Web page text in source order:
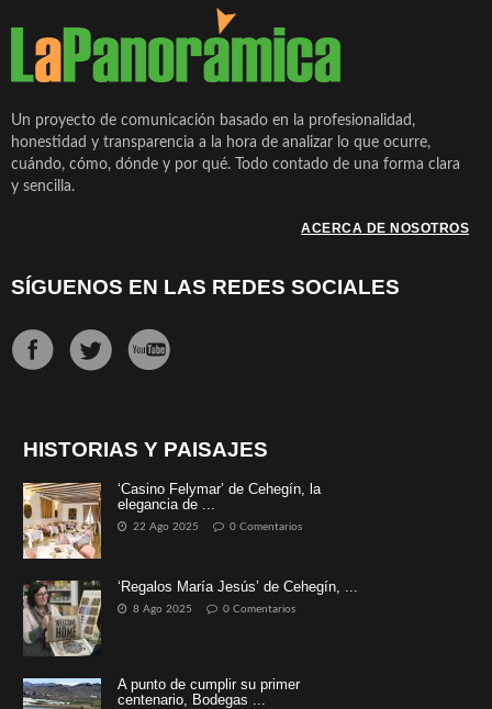
Un proyecto de comunicación basado en la profesionalidad,
honestidad y transparencia a la hora de analizar lo que ocurre,
cuándo, cómo, dónde y por qué. Todo contado de una forma clara
y sencilla.
ACERCA DE NOSOTROS
SÍGUENOS EN LAS REDES SOCIALES
HISTORIAS Y PAISAJES
‘Casino Felymar’ de Cehegín, la
elegancia de ...
22 Ago 2025 0 Comentarios
‘Regalos María Jesús’ de Cehegín, ...
8 Ago 2025 0 Comentarios
A punto de cumplir su primer
centenario, Bodegas ...